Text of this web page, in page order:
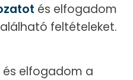
és elfogadom
feltételeket.
és elfogadom a